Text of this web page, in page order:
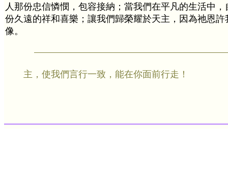
人那份忠信憐憫，包容接納；當我們在平凡的生活中
份久遠的祥和喜樂；讓我們歸榮耀於天主，因為祂恩
像。
主，使我們言行一致，能在你面前行走！